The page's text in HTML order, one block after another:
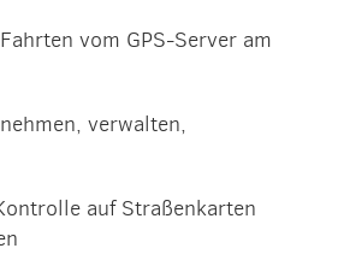
vom GPS-Server am
verwalten,
auf Straßenkarten